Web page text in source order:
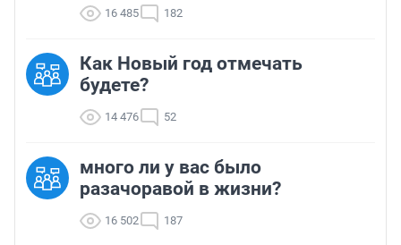
16 485 182
Как Новый год отмечать
будете?
14 476 52
много ли у вас было
разачоравой в жизни?
16 502 187